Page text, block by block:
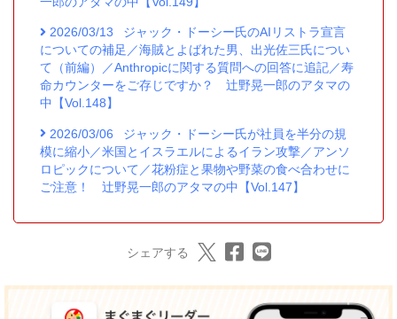
2026/03/13
ジャック・ドーシー氏のAIリストラ宣言
についての補足／海賊とよばれた男、出光佐三氏につい
て（前編）／Anthropicに関する質問への回答に追記／寿
命カウンターをご存じですか？ 辻野晃一郎のアタマの
中【Vol.148】
2026/03/06
ジャック・ドーシー氏が社員を半分の規
模に縮小／米国とイスラエルによるイラン攻撃／アンソ
ロピックについて／花粉症と果物や野菜の食べ合わせに
ご注意！ 辻野晃一郎のアタマの中【Vol.147】
シェアする